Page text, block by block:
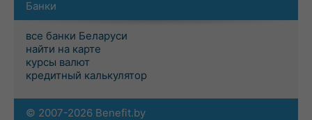
Банки
все банки Беларуси
найти на карте
курсы валют
кредитный калькулятор
© 2007-2026 Benefit.by